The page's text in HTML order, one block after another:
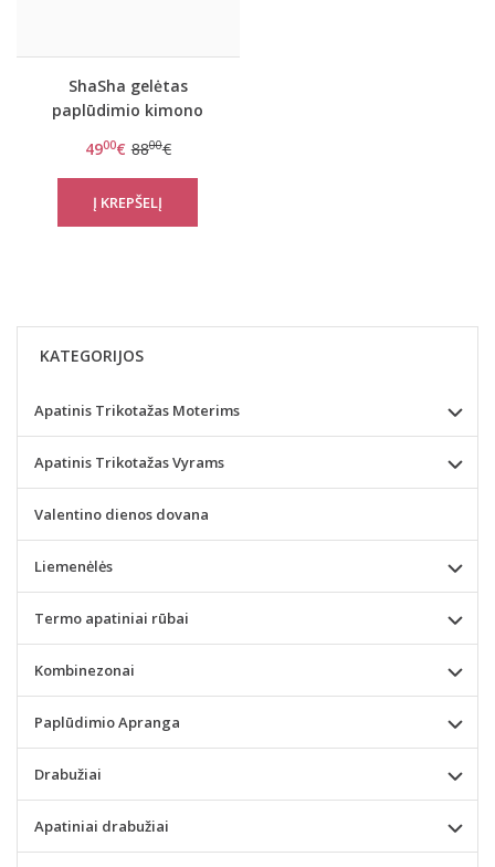
ShaSha gelėtas
paplūdimio kimono
4900€ 8800€
KATEGORIJOS
Apatinis Trikotažas Moterims
Apatinis Trikotažas Vyrams
Valentino dienos dovana
Liemenėlės
Termo apatiniai rūbai
Kombinezonai
Paplūdimio Apranga
Drabužiai
Apatiniai drabužiai